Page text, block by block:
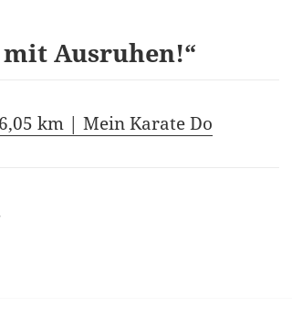
Ausruhen!“
km | Mein Karate Do